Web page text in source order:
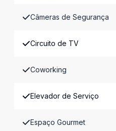
Câmeras de Segurança
Circuito de TV
Coworking
Elevador de Serviço
Espaço Gourmet